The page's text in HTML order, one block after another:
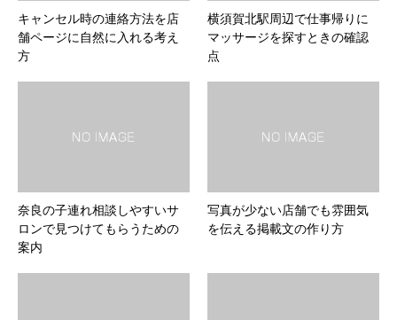
キャンセル時の連絡方法を店
舗ページに自然に入れる考え
方
横須賀北駅周辺で仕事帰りに
マッサージを探すときの確認
点
奈良の子連れ相談しやすいサ
ロンで見つけてもらうための
案内
写真が少ない店舗でも雰囲気
を伝える掲載文の作り方